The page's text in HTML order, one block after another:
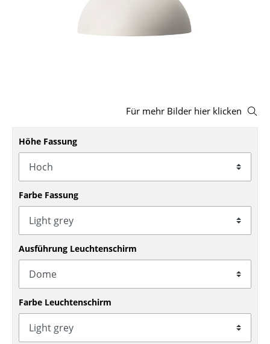
Schaukelstühle
Bürodrehstühle
Konferenzstühle
Bürosessel
Einzelteile
... alle Sitzmöbel
Tische
Esstische
Beistelltische
Für mehr Bilder hier klicken
Höhe Fassung
Farbe Fassung
Ausführung Leuchtenschirm
Farbe Leuchtenschirm